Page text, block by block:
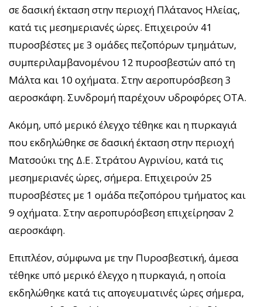
σε δασική έκταση στην περιοχή Πλάτανος Ηλείας,
κατά τις μεσημεριανές ώρες. Επιχειρούν 41
πυροσβέστες με 3 ομάδες πεζοπόρων τμημάτων,
συμπεριλαμβανομένου 12 πυροσβεστών από τη
Μάλτα και 10 οχήματα. Στην αεροπυρόσβεση 3
αεροσκάφη. Συνδρομή παρέχουν υδροφόρες ΟΤΑ.
Ακόμη, υπό μερικό έλεγχο τέθηκε και η πυρκαγιά
που εκδηλώθηκε σε δασική έκταση στην περιοχή
Ματσούκι της Δ.Ε. Στράτου Αγρινίου, κατά τις
μεσημεριανές ώρες, σήμερα. Επιχειρούν 25
πυροσβέστες με 1 ομάδα πεζοπόρου τμήματος και
9 οχήματα. Στην αεροπυρόσβεση επιχείρησαν 2
αεροσκάφη.
Επιπλέον, σύμφωνα με την Πυροσβεστική, άμεσα
τέθηκε υπό μερικό έλεγχο η πυρκαγιά, η οποία
εκδηλώθηκε κατά τις απογευματινές ώρες σήμερα,